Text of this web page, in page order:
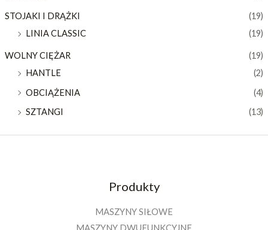
STOJAKI I DRĄŻKI
(19)
LINIA CLASSIC
(19)
WOLNY CIĘŻAR
(19)
HANTLE
(2)
OBCIĄŻENIA
(4)
SZTANGI
(13)
Produkty
MASZYNY SIŁOWE